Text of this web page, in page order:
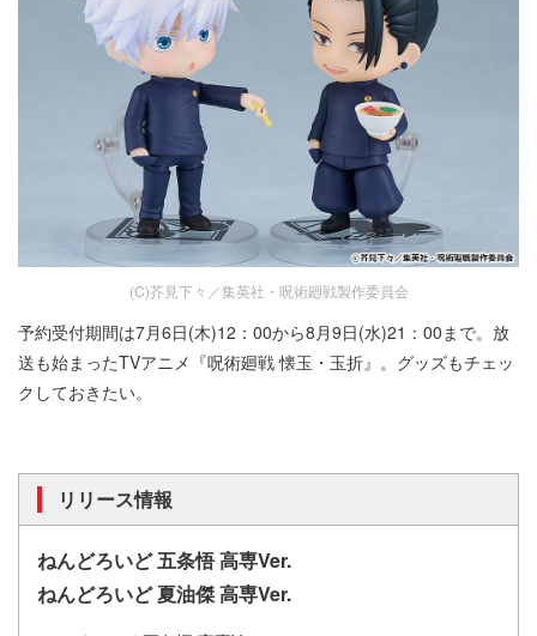
(C)芥見下々／集英社・呪術廻戦製作委員会
予約受付期間は7月6日(木)12：00から8月9日(水)21：00まで。放
送も始まったTVアニメ『呪術廻戦 懐玉・玉折』。グッズもチェッ
クしておきたい。
リリース情報
ねんどろいど 五条悟 高専Ver.
ねんどろいど 夏油傑 高専Ver.